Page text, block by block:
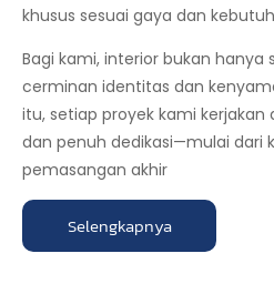
khusus sesuai gaya dan
Bagi kami, interior bukan
cerminan identitas dan
itu, setiap proyek kami kerjakan
dan penuh dedikasi—mulai dari
pemasangan akhir
Selengkapnya